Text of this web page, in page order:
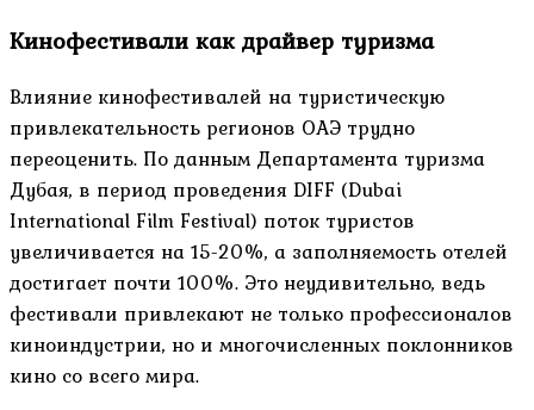
Кинофестивали как драйвер туризма
Влияние кинофестивалей на туристическую
привлекательность регионов ОАЭ трудно
переоценить. По данным Департамента туризма
Дубая, в период проведения DIFF (Dubai
International Film Festival) поток туристов
увеличивается на 15-20%, а заполняемость отелей
достигает почти 100%. Это неудивительно, ведь
фестивали привлекают не только профессионалов
киноиндустрии, но и многочисленных поклонников
кино со всего мира.